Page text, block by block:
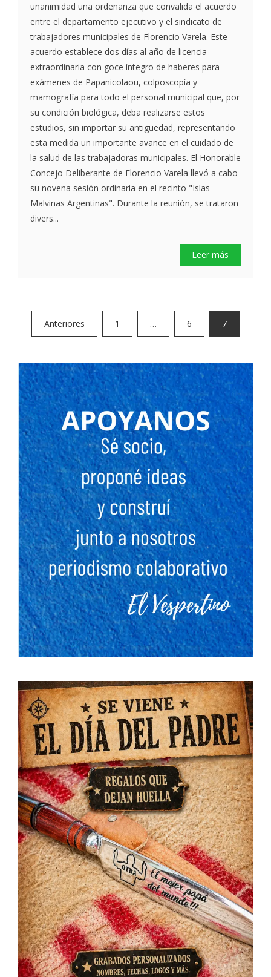
unanimidad una ordenanza que convalida el acuerdo
entre el departamento ejecutivo y el sindicato de
trabajadores municipales de Florencio Varela. Este
acuerdo establece dos días al año de licencia
extraordinaria con goce íntegro de haberes para
exámenes de Papanicolaou, colposcopía y
mamografía para todo el personal municipal que, por
su condición biológica, deba realizarse estos
estudios, sin importar su antigüedad, representando
esta medida un importante avance en el cuidado de
la salud de las trabajadoras municipales. El Honorable
Concejo Deliberante de Florencio Varela llevó a cabo
su novena sesión ordinaria en el recinto "Islas
Malvinas Argentinas". Durante la reunión, se trataron
divers...
Leer más
Paginación
de
entradas
Anteriores 1 … 6 7